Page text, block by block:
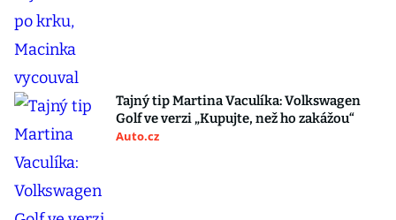
Tajný tip Martina Vaculíka: Volkswagen
Golf ve verzi „Kupujte, než ho zakážou“
Auto.cz